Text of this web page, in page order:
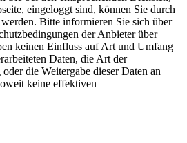
eingeloggt sind, können Sie durch
Bitte informieren Sie sich über
der Anbieter über
keinen Einfluss auf Art und Umfang
Daten, die Art der
die Weitergabe dieser Daten an
keine effektiven